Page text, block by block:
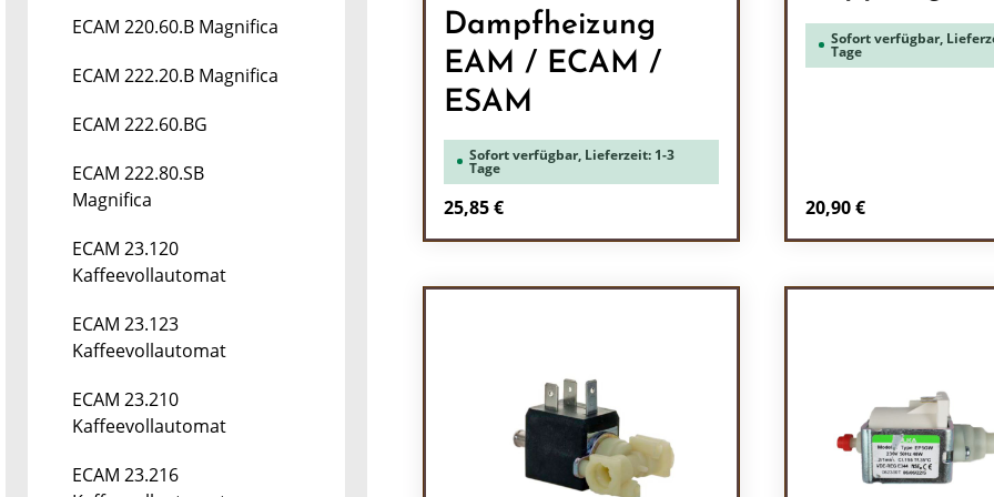
ECAM 220.60.B Magnifica
ECAM 222.20.B Magnifica
ECAM 222.60.BG
ECAM 222.80.SB
Magnifica
ECAM 23.120
Kaffeevollautomat
ECAM 23.123
Kaffeevollautomat
ECAM 23.210
Kaffeevollautomat
ECAM 23.216
Dampfheizung
EAM / ECAM /
ESAM
Sofort verfügbar, Lieferzeit: 1-3
Tage
Regulärer Preis:
25,85 €
Sofort verfügbar,
Tage
Regulärer Preis:
20,90 €